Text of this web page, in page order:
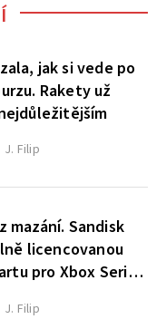
jak si vede po
Rakety už
J. Filip
mazání. Sandisk
licencovanou
pro Xbox Series
J. Filip